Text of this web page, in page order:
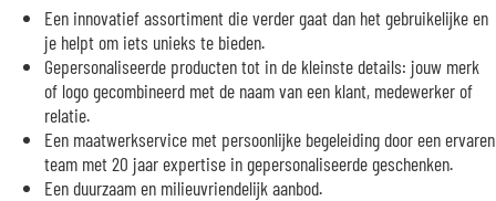
Een innovatief assortiment die verder gaat dan het gebruikelijke en
je helpt om iets unieks te bieden.
Gepersonaliseerde producten tot in de kleinste details: jouw merk
of logo gecombineerd met de naam van een klant, medewerker of
relatie.
Een maatwerkservice met persoonlijke begeleiding door een ervaren
team met 20 jaar expertise in gepersonaliseerde geschenken.
Een duurzaam en milieuvriendelijk aanbod.